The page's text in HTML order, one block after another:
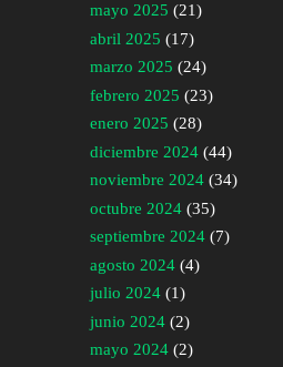
mayo 2025 (21)
abril 2025 (17)
marzo 2025 (24)
febrero 2025 (23)
enero 2025 (28)
diciembre 2024 (44)
noviembre 2024 (34)
octubre 2024 (35)
septiembre 2024 (7)
agosto 2024 (4)
julio 2024 (1)
junio 2024 (2)
mayo 2024 (2)